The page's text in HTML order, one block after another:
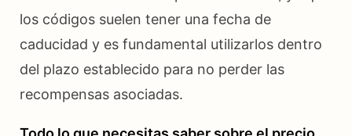
los códigos suelen tener una fecha de
caducidad y es fundamental utilizarlos dentro
del plazo establecido para no perder las
recompensas asociadas.